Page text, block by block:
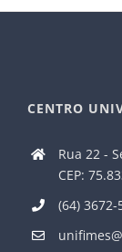
CENTRO
Rua 22 -
CEP:
(64) 3672-